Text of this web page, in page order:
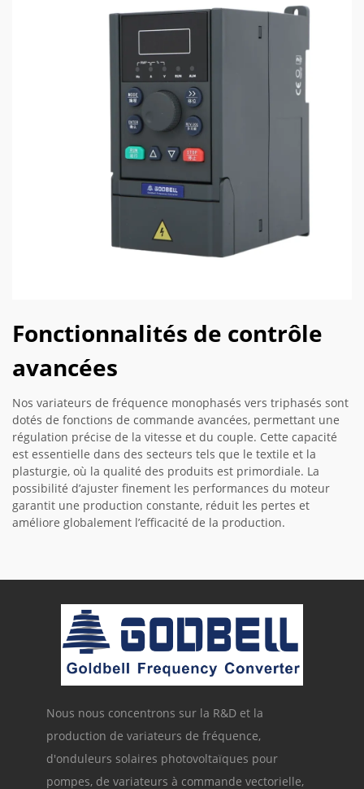
Fonctionnalités de contrôle
avancées
Nos variateurs de fréquence monophasés vers triphasés sont
dotés de fonctions de commande avancées, permettant une
régulation précise de la vitesse et du couple. Cette capacité
est essentielle dans des secteurs tels que le textile et la
plasturgie, où la qualité des produits est primordiale. La
possibilité d’ajuster finement les performances du moteur
garantit une production constante, réduit les pertes et
améliore globalement l’efficacité de la production.
Nous nous concentrons sur la R&D et la
production de variateurs de fréquence,
d'onduleurs solaires photovoltaïques pour
pompes, de variateurs à commande vectorielle,